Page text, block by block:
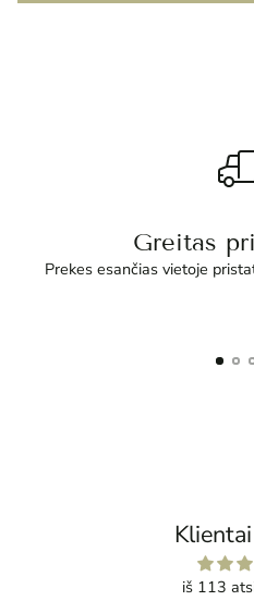
Greitas
Prekes esančias vietoje
iš 113